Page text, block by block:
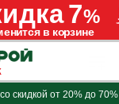
скидкой от 20% до 70%